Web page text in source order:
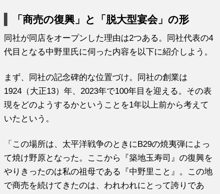
「商売の復興」と「脱大型宴会」の形
同社が同店をオープンした理由は2つある。同社代表の4
代目となる中野里氏に伺った内容を以下に紹介しよう。
まず、同社の記念碑的な位置づけ。同社の創業は
1924（大正13）年、2023年で100年目を迎える。その表
現をどのようするかということを1年以上前から考えて
いたという。
「この場所は、太平洋戦争のときにB29の焼夷弾によっ
て焼け野原となった。ここから『築地玉寿司』の復興を
やりきったのは私の祖母である『中野里こと』。この地
で商売を続けてきたのは、われわれにとって誇りであ